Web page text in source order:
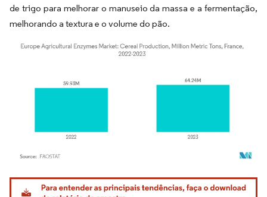
de trigo para melhorar o manuseio da massa e a fermentação,
melhorando a textura e o volume do pão.
Imagem © Mordor Intelligence. O reuso requer atribuição conforme CC BY 4.0.